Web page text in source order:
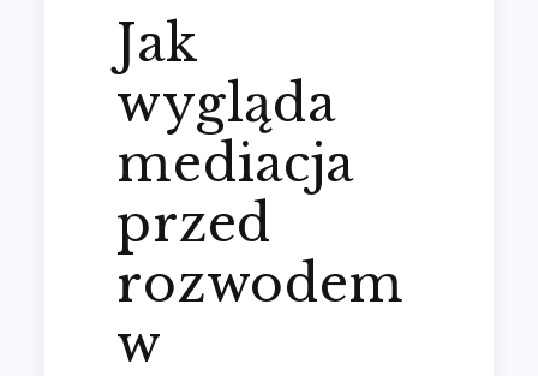
Jak
wygląda
mediacja
przed
rozwodem
w